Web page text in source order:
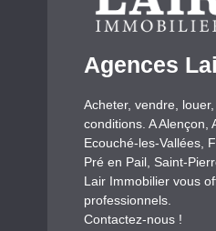
Agences
Acheter, vendre,
conditions. A Alençon,
Ecouché-les-Vallées,
Pré en Pail, Saint-
Lair Immobilier vous
professionnels.
Contactez-nous !